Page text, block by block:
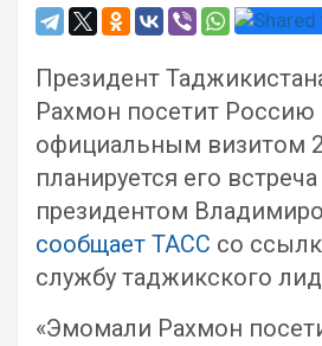
Президент
Рахмон посетит Россию
официальным визитом
планируется его
президентом
сообщает ТАСС со
службу таджикского
«Эмомали Рахмон